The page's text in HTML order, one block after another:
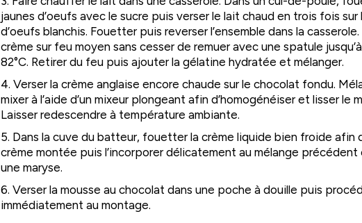
jaunes d’oeufs avec le sucre puis verser le lait chaud en trois fois sur
d’oeufs blanchis. Fouetter puis reverser l’ensemble dans la
crème sur feu moyen sans cesser de remuer avec une spatule
82°C. Retirer du feu puis ajouter la gélatine hydratée et mélanger.
4. Verser la crème anglaise encore chaude sur le chocolat fondu.
mixer à l’aide d’un mixeur plongeant afin d’homogénéiser et lisser le
Laisser redescendre à température ambiante.
5. Dans la cuve du batteur, fouetter la crème liquide bien froide afin
crème montée puis l’incorporer délicatement au mélange précédent
une maryse.
6. Verser la mousse au chocolat dans une poche à douille puis
immédiatement au montage.